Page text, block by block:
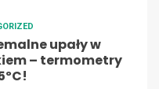
upały w
– termometry